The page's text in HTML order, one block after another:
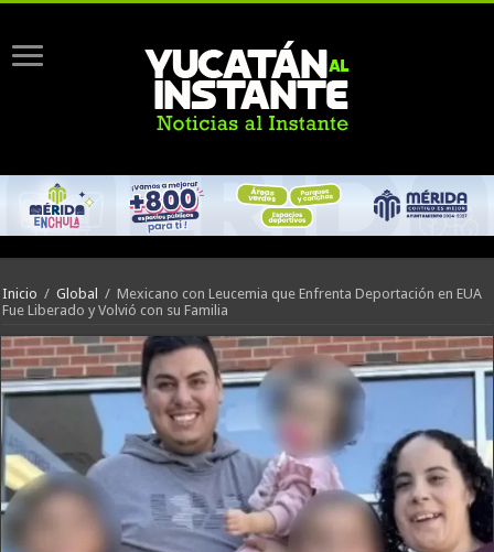
Inicio / Global / Mexicano con Leucemia que Enfrenta Deportación en EUA
Fue Liberado y Volvió con su Familia